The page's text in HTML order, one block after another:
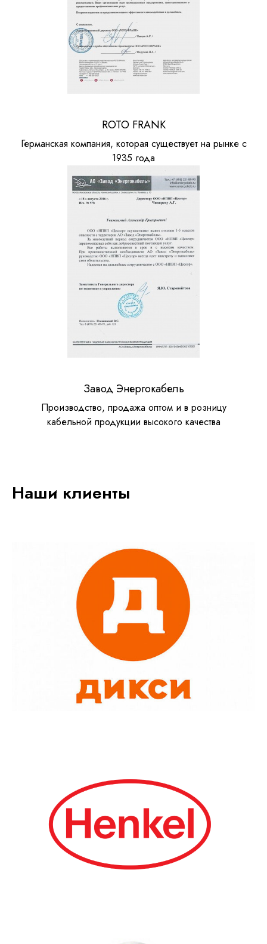
ROTO FRANK
Германская компания, которая существует на рынке с
1935 года
Завод Энергокабель
Производство, продажа оптом и в розницу
кабельной продукции высокого качества
Наши клиенты